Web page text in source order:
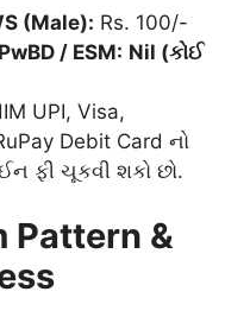
(Male): Rs. 100/-
/ ESM: Nil (કોઈ
UPI, Visa,
Debit Card નો
ફી ચૂકવી શકો છો.
Pattern &